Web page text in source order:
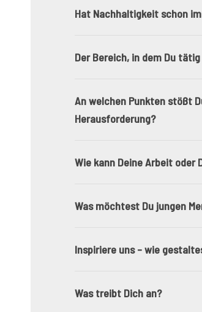
Hat Nachhaltigkeit schon
Der Bereich, in dem Du
An welchen Punkten stößt
Herausforderung?
Wie kann Deine Arbeit oder
Was möchtest Du jungen
Inspiriere uns – wie
Was treibt Dich an?